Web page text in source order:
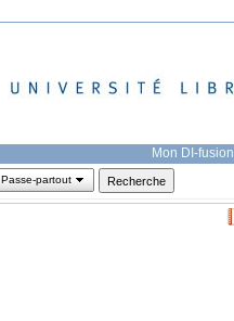
Mon DI-fusion
Passe-partout